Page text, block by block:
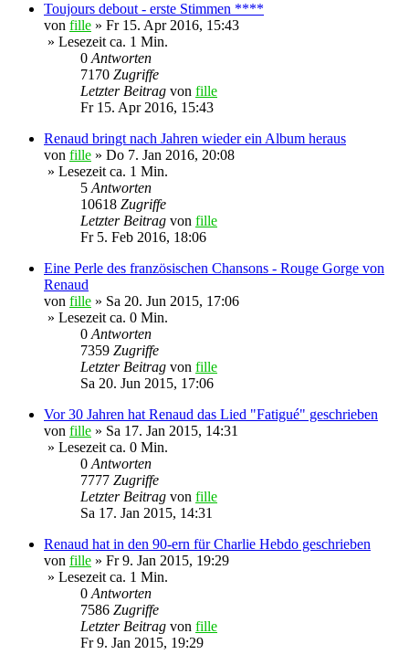
Toujours debout - erste Stimmen ****
von fille » Fr 15. Apr 2016, 15:43
» Lesezeit ca. 1 Min.
0Antworten
7170 Zugriffe
Letzter Beitrag von fille
Fr 15. Apr 2016, 15:43
Renaud bringt nach Jahren wieder ein Album heraus
von fille » Do 7. Jan 2016, 20:08
» Lesezeit ca. 1 Min.
5Antworten
10618 Zugriffe
Letzter Beitrag von fille
Fr 5. Feb 2016, 18:06
Eine Perle des französischen Chansons - Rouge Gorge von
Renaud
von fille » Sa 20. Jun 2015, 17:06
» Lesezeit ca. 0 Min.
0Antworten
7359 Zugriffe
Letzter Beitrag von fille
Sa 20. Jun 2015, 17:06
Vor 30 Jahren hat Renaud das Lied "Fatigué" geschrieben
von fille » Sa 17. Jan 2015, 14:31
» Lesezeit ca. 0 Min.
0Antworten
7777 Zugriffe
Letzter Beitrag von fille
Sa 17. Jan 2015, 14:31
Renaud hat in den 90-ern für Charlie Hebdo geschrieben
von fille » Fr 9. Jan 2015, 19:29
» Lesezeit ca. 1 Min.
0Antworten
7586 Zugriffe
Letzter Beitrag von fille
Fr 9. Jan 2015, 19:29